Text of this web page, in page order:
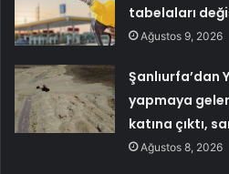
tabelaları
Ağustos 9, 2026
Şanlıurfa’dan
yapmaya
katına çıktı,
Ağustos 8, 2026